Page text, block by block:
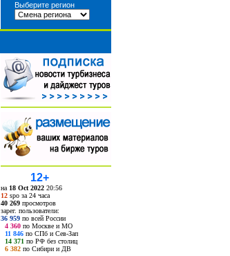
Выберите регион
12+
на 18 Oct 2022 20:56
12 spo за 24 часа
40 269 просмотров
зарег. пользователи:
36 959 по всей России
4 360 по Москве и МО
11 846 по СПб и Сев-Зап
14 371 по РФ без столиц
6 382 по Сибири и ДВ